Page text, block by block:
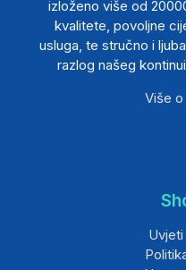
izloženo više od
kvalitete, povoljne
usluga, te stručno i
razlog našeg
Više o